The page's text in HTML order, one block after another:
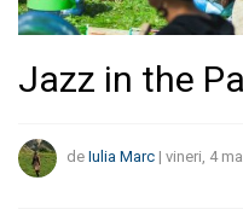
Jazz in the
de Iulia Marc | vineri, 4